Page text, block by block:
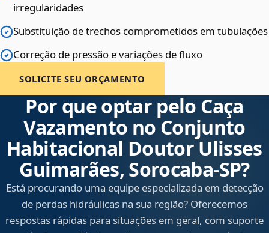
irregularidades
Substituição de trechos comprometidos em tubulações
Correção de pressão e variações de fluxo
SOLICITE SEU ORÇAMENTO
Por que optar pelo Caça
Vazamento no Conjunto
Habitacional Doutor Ulisses
Guimarães, Sorocaba‑SP?
Está procurando uma equipe especializada em detecção
de perdas hidráulicas na sua região? Oferecemos
respostas rápidas para situações em geral, com suporte